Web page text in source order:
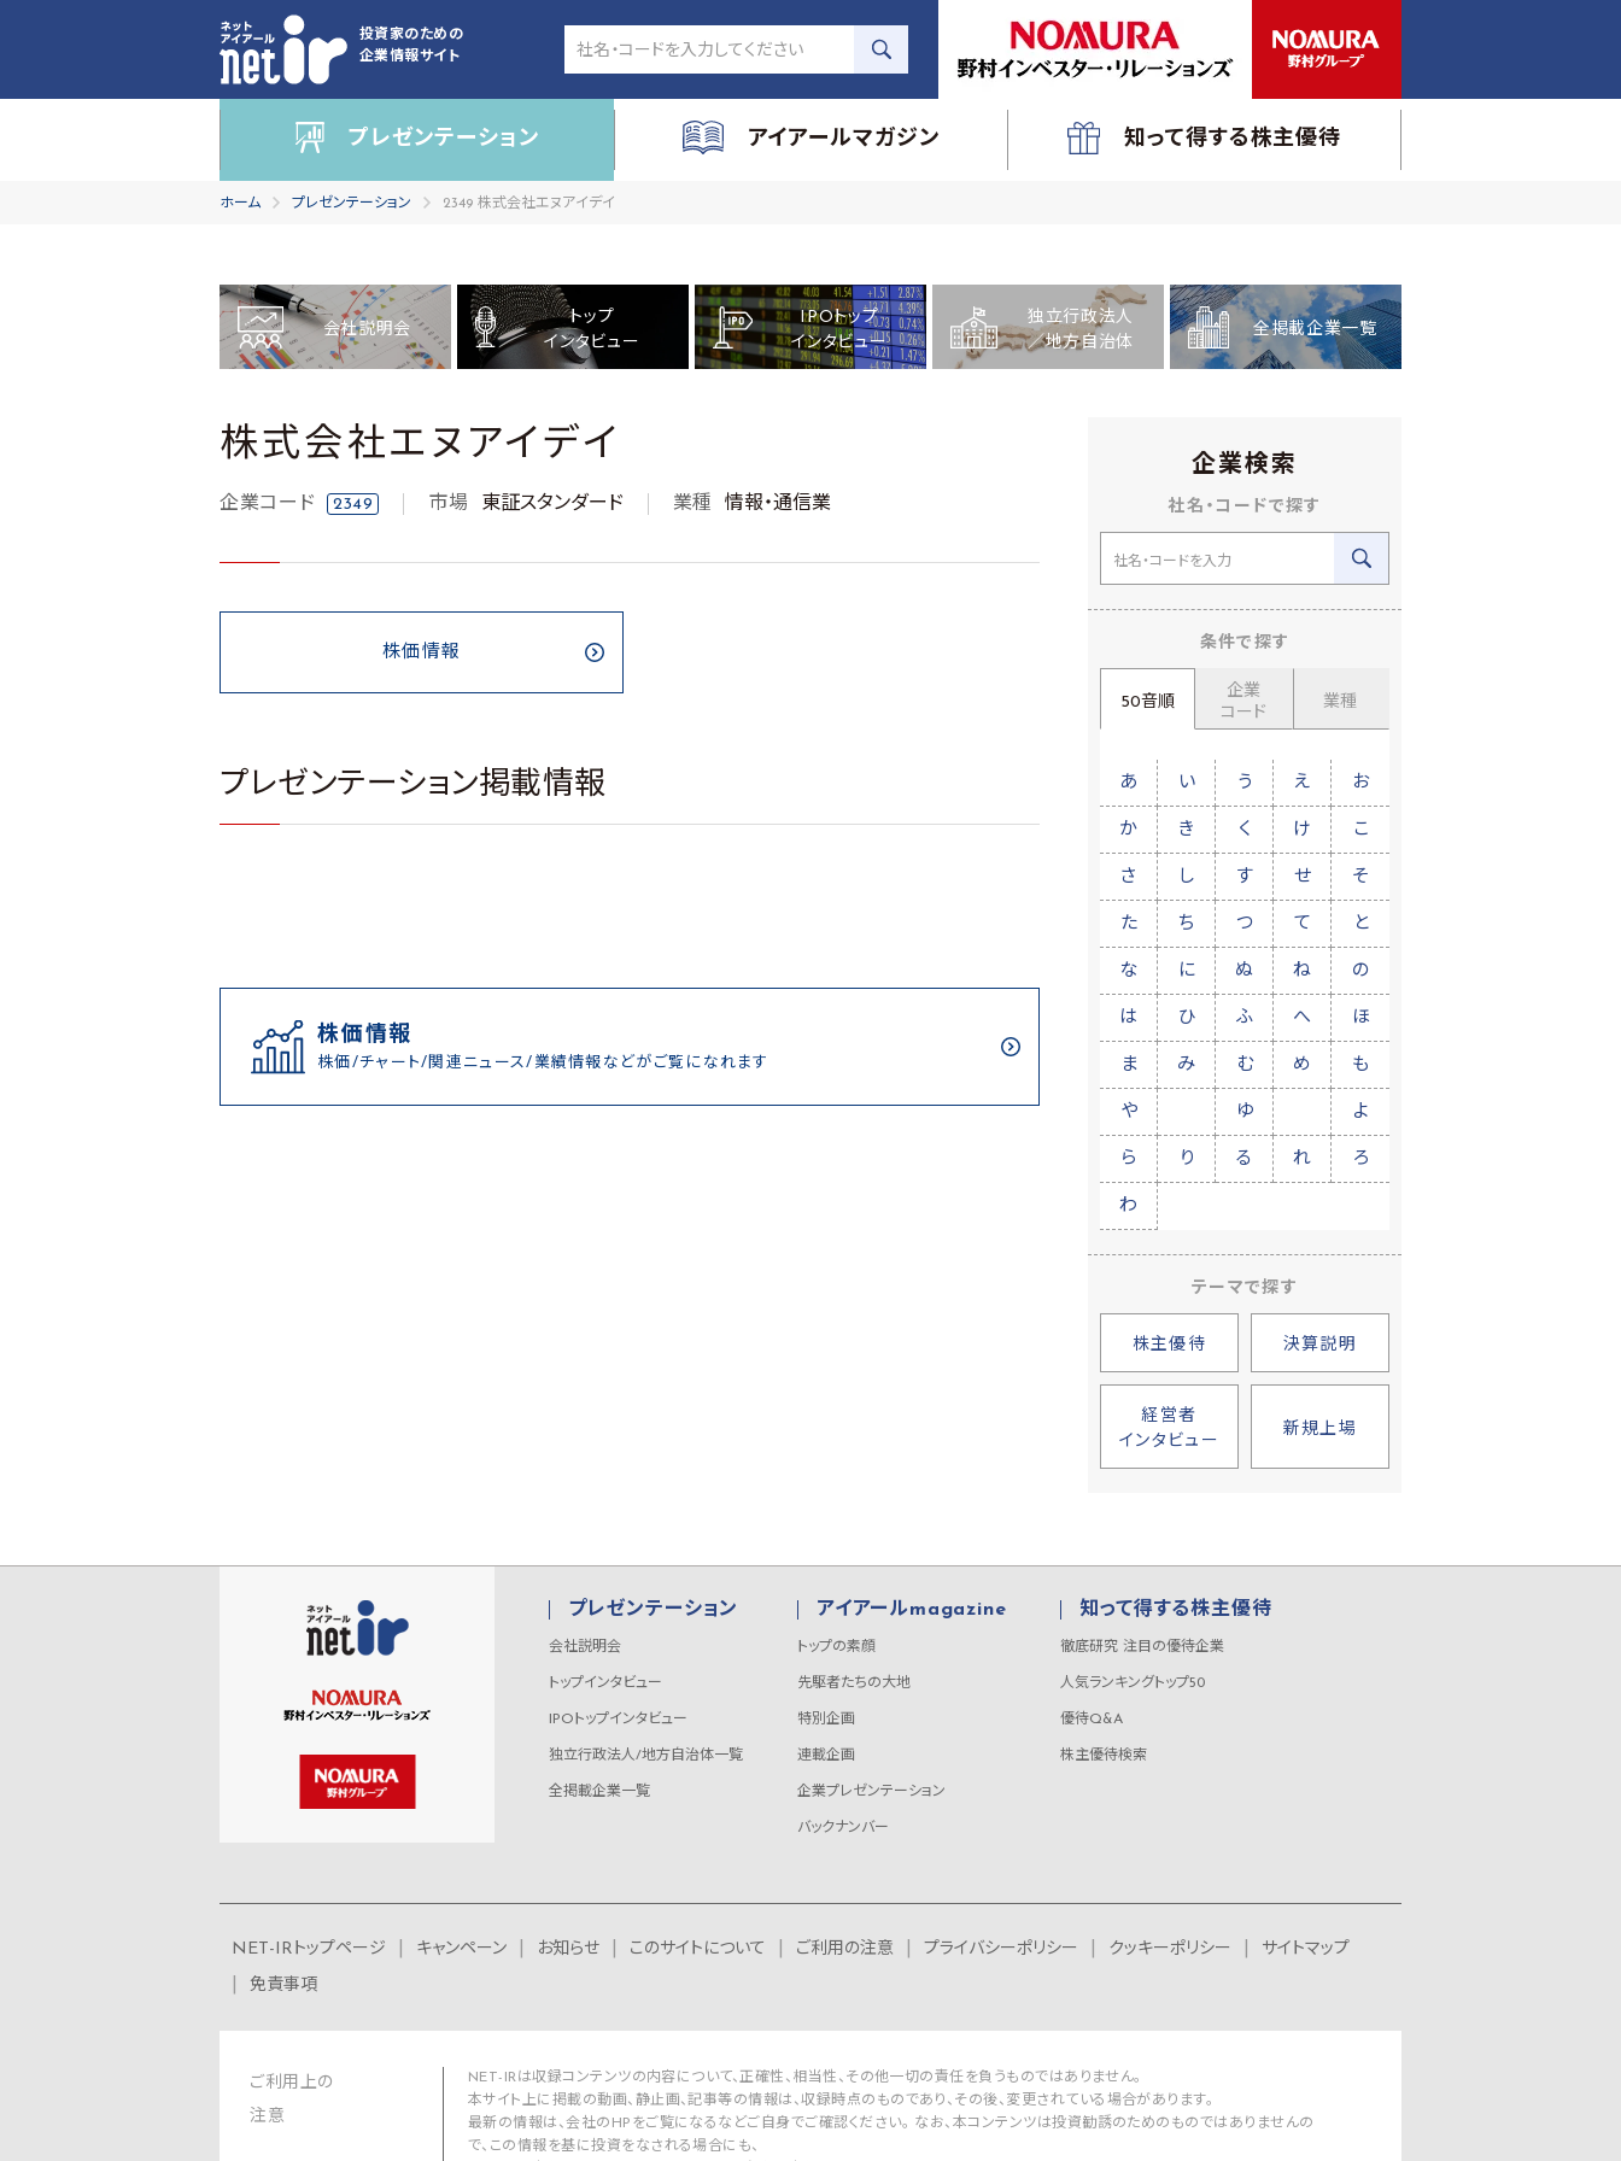
投資家のための
企業情報サイト
プレゼンテーション アイアールマガジン 知って得する株主優待
ホーム プレゼンテーション 2349 株式会社エヌアイデイ
会社説明会
トップ
インタビュー
IPOトップ
インタビュー
独立行政法人
／地方自治体
全掲載企業一覧
株式会社エヌアイデイ
企業コード 2349 市場 東証スタンダード 業種 情報・通信業
株価情報
プレゼンテーション掲載情報
株価情報
株価/チャート/関連ニュース/業績情報などがご覧になれます
企業検索
社名・コードで探す
条件で探す
50音順
企業
コード
業種
あ い う え お
か き く け こ
さ し す せ そ
た ち つ て と
な に ぬ ね の
は ひ ふ へ ほ
ま み む め も
や ゆ よ
ら り る れ ろ
わ
テーマで探す
株主優待 決算説明
経営者
インタビュー
新規上場
プレゼンテーション
会社説明会
トップインタビュー
IPOトップインタビュー
独立行政法人/地方自治体一覧
全掲載企業一覧
アイアールmagazine
トップの素顔
先駆者たちの大地
特別企画
連載企画
企業プレゼンテーション
バックナンバー
知って得する株主優待
徹底研究 注目の優待企業
人気ランキングトップ50
優待Q&A
株主優待検索
NET-IRトップページ キャンペーン お知らせ このサイトについて ご利用の注意 プライバシーポリシー クッキーポリシー
サイトマップ
免責事項
ご利用上の
注意
NET-IRは収録コンテンツの内容について、正確性、相当性、その他一切の責任を負うものではありません。
本サイト上に掲載の動画、静止画、記事等の情報は、収録時点のものであり、その後、変更されている場合があります。
最新の情報は、会社のHPをご覧になるなどご自身でご確認ください。 なお、本コンテンツは投資勧誘のためのものではありませんの
で、この情報を基に投資をなされる場合にも、